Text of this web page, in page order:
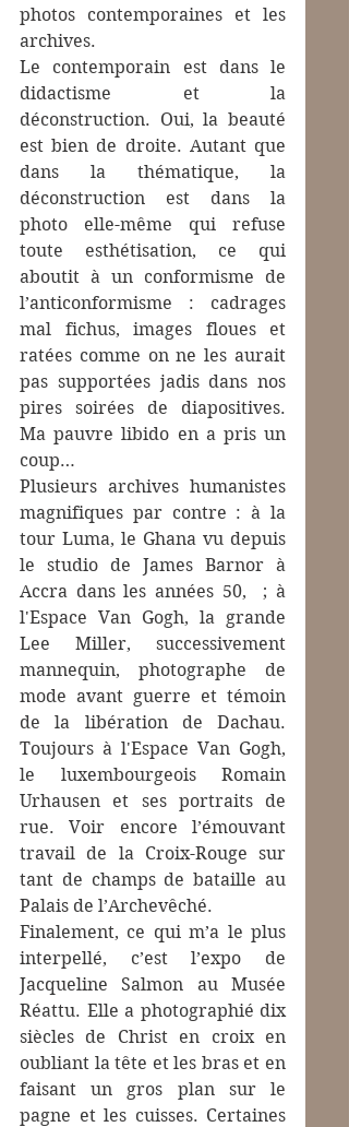
photos contemporaines et les
archives.
Le contemporain est dans le
didactisme et la
déconstruction. Oui, la beauté
est bien de droite. Autant que
dans la thématique, la
déconstruction est dans la
photo elle-même qui refuse
toute esthétisation, ce qui
aboutit à un conformisme de
l’anticonformisme : cadrages
mal fichus, images floues et
ratées comme on ne les aurait
pas supportées jadis dans nos
pires soirées de diapositives.
Ma pauvre libido en a pris un
coup…
Plusieurs archives humanistes
magnifiques par contre : à la
tour Luma, le Ghana vu depuis
le studio de James Barnor à
Accra dans les années 50,  ; à
l'Espace Van Gogh, la grande
Lee Miller, successivement
mannequin, photographe de
mode avant guerre et témoin
de la libération de Dachau.
Toujours à l'Espace Van Gogh,
le luxembourgeois Romain
Urhausen et ses portraits de
rue. Voir encore l’émouvant
travail de la Croix-Rouge sur
tant de champs de bataille au
Palais de l’Archevêché.
Finalement, ce qui m’a le plus
interpellé, c’est l’expo de
Jacqueline Salmon au Musée
Réattu. Elle a photographié dix
siècles de Christ en croix en
oubliant la tête et les bras et en
faisant un gros plan sur le
pagne et les cuisses. Certaines